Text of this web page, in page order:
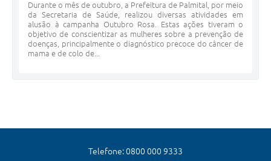
Durante o mês de outubro, a Prefeitura de Palmital, por meio
da Secretaria de Saúde, realizou diversas atividades em
alusão à campanha Outubro Rosa. Estas ações tiveram o
objetivo de conscientizar as mulheres sobre a prevenção de
doenças, principalmente o diagnóstico precoce do câncer de
mama e de colo de...
Telefone: 0800 000 9333